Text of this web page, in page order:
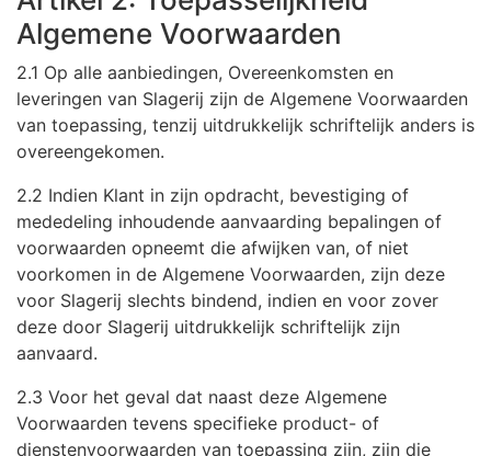
Algemene Voorwaarden
2.1 Op alle aanbiedingen, Overeenkomsten en
leveringen van Slagerij zijn de Algemene Voorwaarden
van toepassing, tenzij uitdrukkelijk schriftelijk anders is
overeengekomen.
2.2 Indien Klant in zijn opdracht, bevestiging of
mededeling inhoudende aanvaarding bepalingen of
voorwaarden opneemt die afwijken van, of niet
voorkomen in de Algemene Voorwaarden, zijn deze
voor Slagerij slechts bindend, indien en voor zover
deze door Slagerij uitdrukkelijk schriftelijk zijn
aanvaard.
2.3 Voor het geval dat naast deze Algemene
Voorwaarden tevens specifieke product- of
dienstenvoorwaarden van toepassing zijn, zijn die